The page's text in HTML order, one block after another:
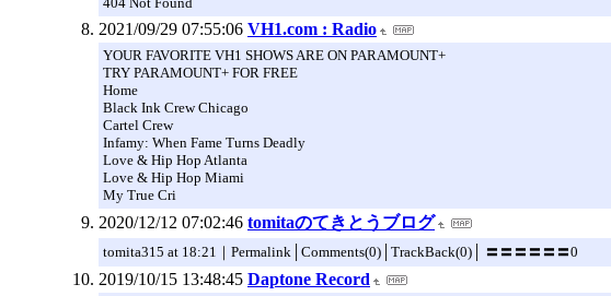
2021/09/29 07:55:06 VH1.com : Radio
YOUR FAVORITE VH1 SHOWS ARE ON PARAMOUNT+
TRY PARAMOUNT+ FOR FREE
Home
Black Ink Crew Chicago
Cartel Crew
Infamy: When Fame Turns Deadly
Love & Hip Hop Atlanta
Love & Hip Hop Miami
My True Cri
2020/12/12 07:02:46 tomitaのてきとうブログ
tomita315 at 18:21｜Permalink│Comments(0)│TrackBack(0)│ 〓〓〓〓〓〓0
2019/10/15 13:48:45 Daptone Record